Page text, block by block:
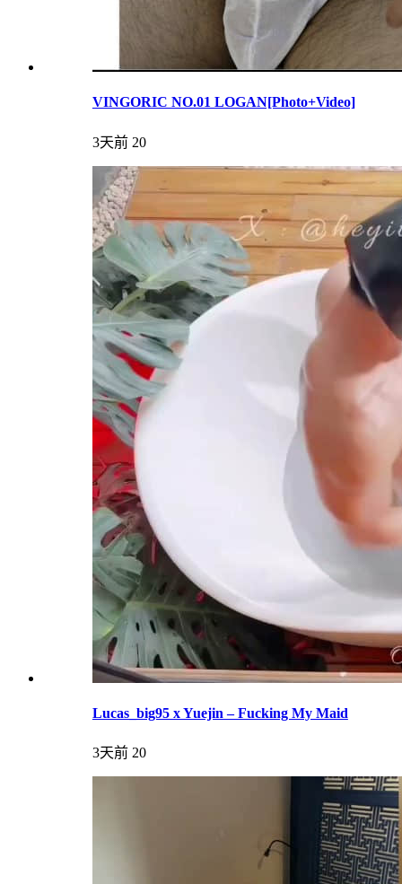
VINGORIC NO.01 LOGAN[Photo+Video]
3天前 20
Lucas_big95 x Yuejin – Fucking My Maid
3天前 20